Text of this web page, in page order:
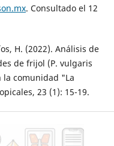
. Consultado el 12
H. (2022). Análisis de
de frijol (P. vulgaris
la comunidad "La
23 (1): 15-19.